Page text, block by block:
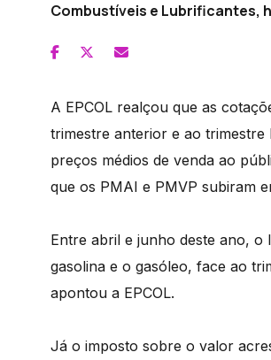
Combustíveis e Lubrificantes,
A EPCOL realçou que as
trimestre anterior e ao
preços médios de venda ao
que os PMAI e PMVP subiram
Entre abril e junho deste ano,
gasolina e o gasóleo, face ao
apontou a EPCOL.
Já o imposto sobre o valor